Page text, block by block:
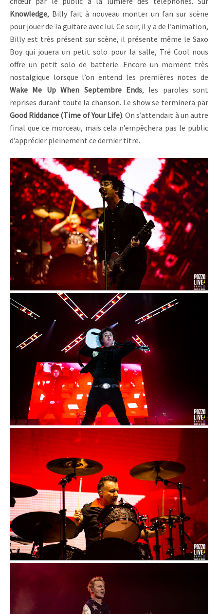
Knowledge, Billy fait à nouveau monter un fan sur scène
pour jouer de la guitare avec lui. Ce soir, il y a de l’animation,
Billy est très présent sur scène, il présente même le Saxo
Boy qui jouera un petit solo pour la salle, Tré Cool nous
offre un petit solo de batterie. Encore un moment très
nostalgique lorsque l’on entend les premières notes de
Wake Me Up When Septembre Ends, les paroles sont
reprises durant toute la chanson. Le show se terminera par
Good Riddance (Time of Your Life). On s’attendait à un autre
final que ce morceau, mais cela n’empêchera pas le public
d’apprécier pleinement ce dernier titre.